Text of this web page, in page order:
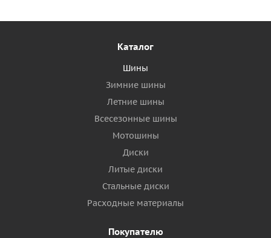
Каталог
Шины
Зимние шины
Летние шины
Всесезонные шины
Мотошины
Диски
Литые диски
Стальные диски
Расходные материалы
Покупателю